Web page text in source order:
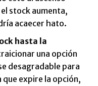
stock aumenta,
acaecer hato.
hasta la
una opción
desagradable para
expire la opción,